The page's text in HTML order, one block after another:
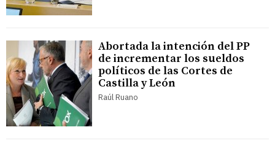
Abortada la intención del PP
de incrementar los sueldos
políticos de las Cortes de
Castilla y León
Raúl Ruano